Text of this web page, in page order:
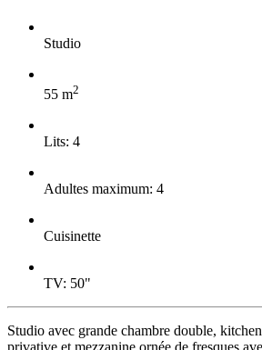
Studio
55 m2
Lits: 4
Adultes maximum: 4
Cuisinette
TV: 50"
Studio avec grande chambre double,